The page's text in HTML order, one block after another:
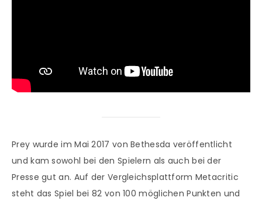
Prey wurde im Mai 2017 von Bethesda veröffentlicht
und kam sowohl bei den Spielern als auch bei der
Presse gut an. Auf der Vergleichsplattform Metacritic
steht das Spiel bei 82 von 100 möglichen Punkten und